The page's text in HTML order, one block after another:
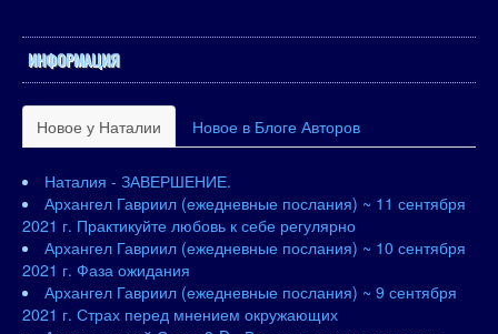
ИНФОРМАЦИЯ
Новое у Наталии Новое в Блоге Авторов
Наталия - ЗАВЕРШЕНИЕ.
Архангел Гавриил (ежедневные послания) ~ 11 сентября
2021 г. Практикуйте любовь к себе регулярно
Архангел Гавриил (ежедневные послания) ~ 10 сентября
2021 г. Фаза ожидания
Архангел Гавриил (ежедневные послания) ~ 9 сентября
2021 г. Страх перед мнением окружающих